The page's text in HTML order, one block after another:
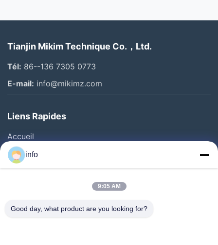
Tianjin Mikim Technique Co.，Ltd.
Tél: 86--136 7305 0773
E-mail: info@mikimz.com
Liens Rapides
Accueil
Produits
Spectacle De Réalité Virtuelle
Visite De L'usine
info
9:05 AM
Good day, what product are you looking for?